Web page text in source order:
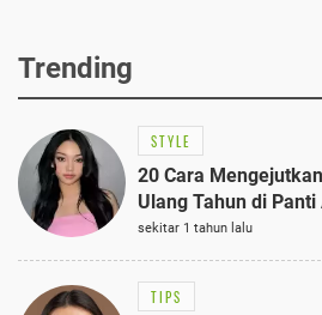
Trending
STYLE
20 Cara
Ulang Tahun di
Anggun dengan
sekitar 1 tahun lalu
TIPS